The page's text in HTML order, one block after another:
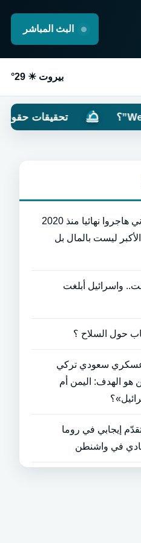
البث المباشر
بيروت ☀ 29°
تحقيقات حقوقية دولية:
729 الف لبناني هاجروا نهائيا منذ 2020
ليست بالمال بل
واسرائيل أبلغت
حول السلاح ؟
عسكري سعودي تركي
هو الهدف: اليمن أم
إيجابي في روما
في واشنطن